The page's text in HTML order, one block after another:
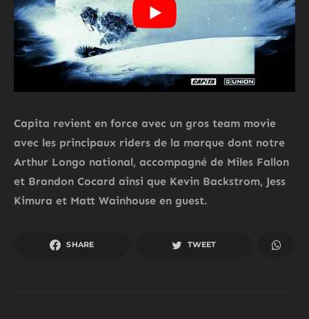
Capita revient en force avec un gros team movie
avec les principaux riders de la marque dont notre
Arthur Longo national, accompagné de Miles Fallon
et Brandon Cocard ainsi que Kevin Backstrom, Jess
Kimura et Matt Wainhouse en guest.
SHARE TWEET